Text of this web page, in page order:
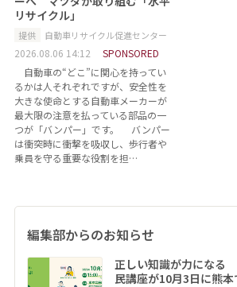
リサイクル」
提供 自動車リサイクル促進センター
2026.08.06 14:12
SPONSORED
自動車の“どこ”に関心を持ってい
るかは人それぞれですが、安全性を
大きな使命とする自動車メーカーが
最大限の注意を払っている部品の一
つが「バンパー」です。 バンパー
は衝突時に衝撃を吸収し、歩行者や
乗員を守る重要な役割を担…
編集部からのお知らせ
正しい知識が力になる
民講座が10月3日に熊